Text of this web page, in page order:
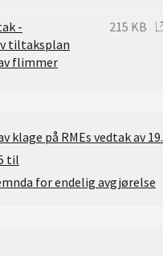
-
tiltaksplan
flimmer
215 KB
klage på RMEs vedtak av 19.
til
for endelig avgjørelse